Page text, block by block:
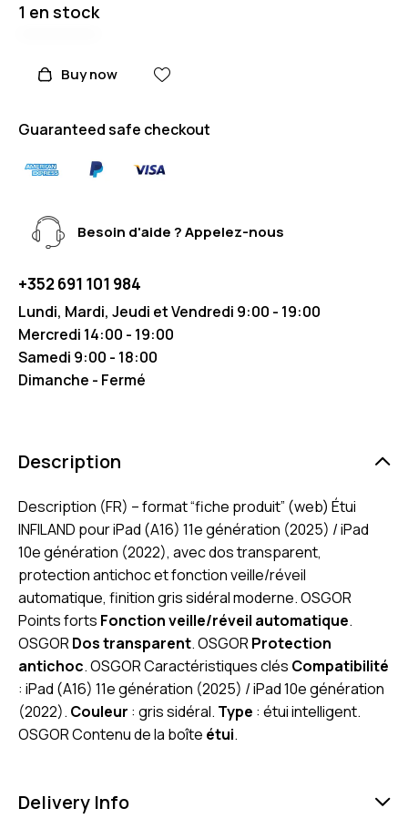
1 en stock
Buy now
Guaranteed safe checkout
Besoin d'aide ? Appelez-nous
+352 691 101 984
Lundi, Mardi, Jeudi et Vendredi 9:00 - 19:00
Mercredi 14:00 - 19:00
Samedi 9:00 - 18:00
Dimanche - Fermé
Description
Description (FR) – format “fiche produit” (web) Étui
INFILAND pour iPad (A16) 11e génération (2025) / iPad
10e génération (2022), avec dos transparent,
protection antichoc et fonction veille/réveil
automatique, finition gris sidéral moderne. OSGOR
Points forts Fonction veille/réveil automatique.
OSGORDos transparent. OSGORProtection
antichoc. OSGOR Caractéristiques clés Compatibilité
: iPad (A16) 11e génération (2025) / iPad 10e génération
(2022). Couleur : gris sidéral. Type : étui intelligent.
OSGOR Contenu de la boîte étui.
Delivery Info